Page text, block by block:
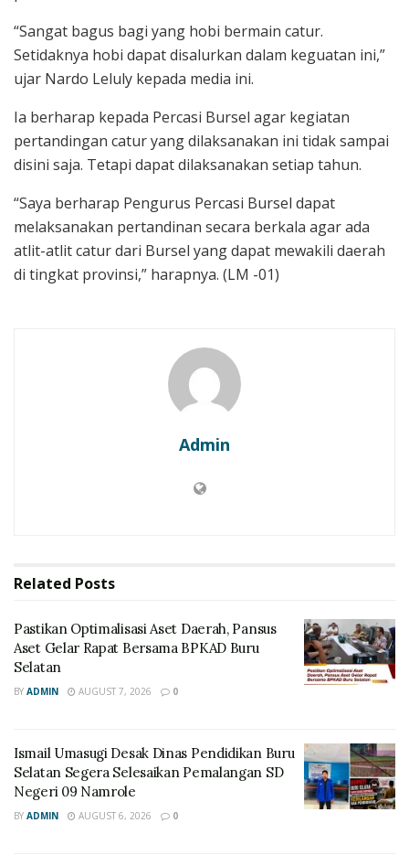
“Sangat bagus bagi yang hobi bermain catur.
Setidaknya hobi dapat disalurkan dalam keguatan ini,”
ujar Nardo Leluly kepada media ini.
Ia berharap kepada Percasi Bursel agar kegiatan
pertandingan catur yang dilaksanakan ini tidak sampai
disini saja. Tetapi dapat dilaksanakan setiap tahun.
“Saya berharap Pengurus Percasi Bursel dapat
melaksanakan pertandinan secara berkala agar ada
atlit-atlit catur dari Bursel yang dapat mewakili daerah
di tingkat provinsi,” harapnya. (LM -01)
Admin
Related Posts
Pastikan Optimalisasi Aset Daerah, Pansus
Aset Gelar Rapat Bersama BPKAD Buru
Selatan
BY ADMIN AUGUST 7, 2026 0
Ismail Umasugi Desak Dinas Pendidikan Buru
Selatan Segera Selesaikan Pemalangan SD
Negeri 09 Namrole
BY ADMIN AUGUST 6, 2026 0